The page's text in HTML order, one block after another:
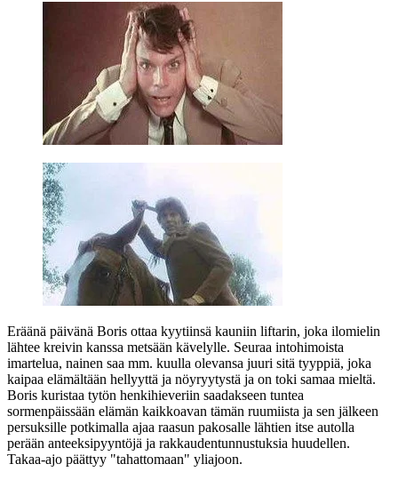
Eräänä päivänä Boris ottaa kyytiinsä kauniin liftarin, joka ilomielin
lähtee kreivin kanssa metsään kävelylle. Seuraa intohimoista
imartelua, nainen saa mm. kuulla olevansa juuri sitä tyyppiä, joka
kaipaa elämältään hellyyttä ja nöyryytystä ja on toki samaa mieltä.
Boris kuristaa tytön henkihieveriin saadakseen tuntea
sormenpäissään elämän kaikkoavan tämän ruumiista ja sen jälkeen
persuksille potkimalla ajaa raasun pakosalle lähtien itse autolla
perään anteeksipyyntöjä ja rakkaudentunnustuksia huudellen.
Takaa‑ajo päättyy "tahattomaan" yliajoon.